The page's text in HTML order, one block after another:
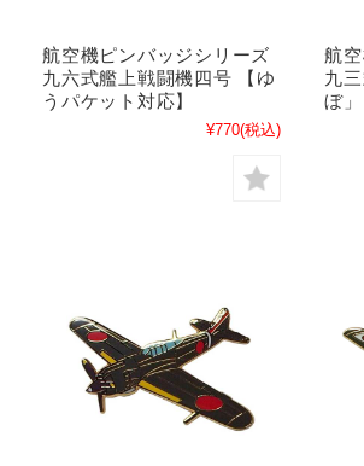
航空機ピンバッジシリーズ
九六式艦上戦闘機四号 【ゆ
うパケット対応】
¥770(税込)
航
九
ぼ